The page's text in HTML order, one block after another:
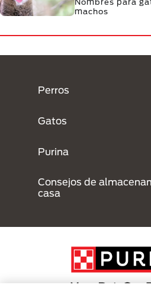
machos
Perros
Gatos
Purina
Consejos de
casa